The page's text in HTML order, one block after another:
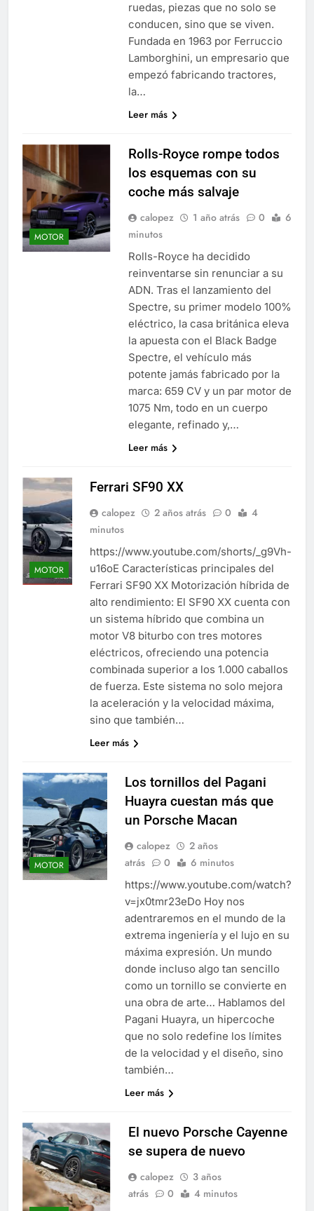
ruedas, piezas que no solo se
conducen, sino que se viven.
Fundada en 1963 por Ferruccio
Lamborghini, un empresario que
empezó fabricando tractores,
la…
Leer más
MOTOR
Rolls-Royce rompe todos
los esquemas con su
coche más salvaje
calopez 1 año atrás 0
6
minutos
Rolls-Royce ha decidido
reinventarse sin renunciar a su
ADN. Tras el lanzamiento del
Spectre, su primer modelo 100%
eléctrico, la casa británica eleva
la apuesta con el Black Badge
Spectre, el vehículo más
potente jamás fabricado por la
marca: 659 CV y un par motor de
1075 Nm, todo en un cuerpo
elegante, refinado y,…
Leer más
MOTOR
Ferrari SF90 XX
calopez 2 años atrás 0
4
minutos
https://www.youtube.com/shorts/_g9Vh-
u16oE Características principales del
Ferrari SF90 XX Motorización híbrida de
alto rendimiento: El SF90 XX cuenta con
un sistema híbrido que combina un
motor V8 biturbo con tres motores
eléctricos, ofreciendo una potencia
combinada superior a los 1.000 caballos
de fuerza. Este sistema no solo mejora
la aceleración y la velocidad máxima,
sino que también…
Leer más
MOTOR
Los tornillos del Pagani
Huayra cuestan más que
un Porsche Macan
calopez
2 años
atrás
0 6 minutos
https://www.youtube.com/watch?
v=jx0tmr23eDo Hoy nos
adentraremos en el mundo de la
extrema ingeniería y el lujo en su
máxima expresión. Un mundo
donde incluso algo tan sencillo
como un tornillo se convierte en
una obra de arte… Hablamos del
Pagani Huayra, un hipercoche
que no solo redefine los límites
de la velocidad y el diseño, sino
también…
Leer más
El nuevo Porsche Cayenne
se supera de nuevo
calopez
3 años
atrás
0 4 minutos